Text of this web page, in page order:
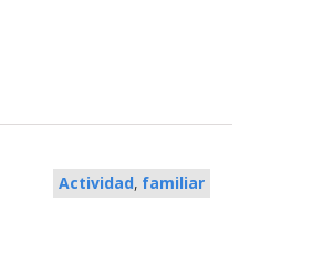
Actividad, familiar